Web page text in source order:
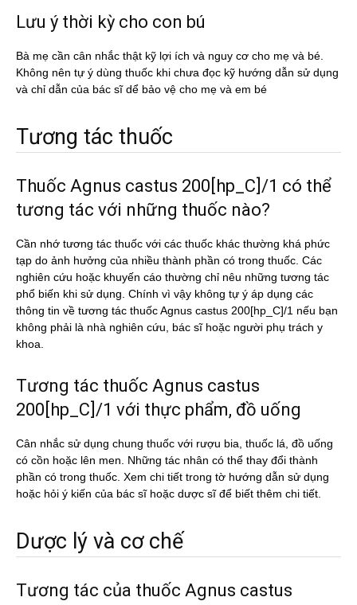
Lưu ý thời kỳ cho con bú
Bà mẹ cần cân nhắc thật kỹ lợi ích và nguy cơ cho mẹ và bé.
Không nên tự ý dùng thuốc khi chưa đọc kỹ hướng dẫn sử dụng
và chỉ dẫn của bác sĩ dể bảo vệ cho mẹ và em bé
Tương tác thuốc
Thuốc Agnus castus 200[hp_C]/1 có thể
tương tác với những thuốc nào?
Cần nhớ tương tác thuốc với các thuốc khác thường khá phức
tạp do ảnh hưởng của nhiều thành phần có trong thuốc. Các
nghiên cứu hoặc khuyến cáo thường chỉ nêu những tương tác
phổ biến khi sử dụng. Chính vì vậy không tự ý áp dụng các
thông tin về tương tác thuốc Agnus castus 200[hp_C]/1 nếu bạn
không phải là nhà nghiên cứu, bác sĩ hoặc người phụ trách y
khoa.
Tương tác thuốc Agnus castus
200[hp_C]/1 với thực phẩm, đồ uống
Cân nhắc sử dụng chung thuốc với rượu bia, thuốc lá, đồ uống
có cồn hoặc lên men. Những tác nhân có thể thay đổi thành
phần có trong thuốc. Xem chi tiết trong tờ hướng dẫn sử dụng
hoặc hỏi ý kiến của bác sĩ hoặc dược sĩ để biết thêm chi tiết.
Dược lý và cơ chế
Tương tác của thuốc Agnus castus